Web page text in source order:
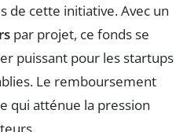
de cette initiative. Avec un
par projet, ce fonds se
puissant pour les startups
Le remboursement
qui atténue la pression